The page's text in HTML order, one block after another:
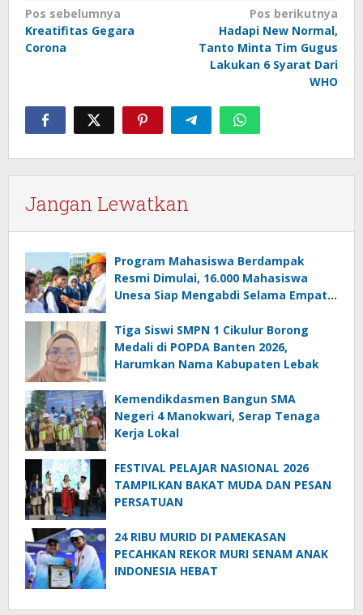
Navigasi
pos
Pos sebelumnya
Kreatifitas Gegara
Corona
Pos berikutnya
Hadapi New Normal,
Tanto Minta Tim Gugus
Lakukan 6 Syarat Dari
WHO
Jangan Lewatkan
Program Mahasiswa Berdampak
Resmi Dimulai, 16.000 Mahasiswa
Unesa Siap Mengabdi Selama Empat
Tiga Siswi SMPN 1 Cikulur Borong
Medali di POPDA Banten 2026,
Harumkan Nama Kabupaten Lebak
Kemendikdasmen Bangun SMA
Negeri 4 Manokwari, Serap Tenaga
Kerja Lokal
FESTIVAL PELAJAR NASIONAL 2026
TAMPILKAN BAKAT MUDA DAN PESAN
PERSATUAN
24 RIBU MURID DI PAMEKASAN
PECAHKAN REKOR MURI SENAM ANAK
INDONESIA HEBAT